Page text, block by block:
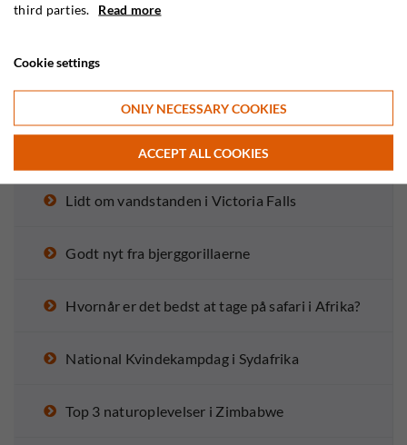
Verdens Gorilla-dag!
COVID-19 (Coronavirus)
Tag på familiesafari og få en oplevelse sammen,
I aldrig glemmer
Lidt om vandstanden i Victoria Falls
Godt nyt fra bjerggorillaerne
Hvornår er det bedst at tage på safari i Afrika?
National Kvindekampdag i Sydafrika
Top 3 naturoplevelser i Zimbabwe
third parties. Read more
Cookie settings
ONLY NECESSARY COOKIES
ACCEPT ALL COOKIES